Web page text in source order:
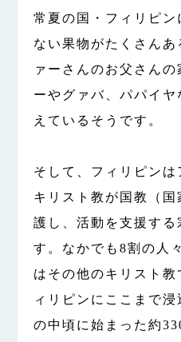
常夏の国・フィリピ
ない果物がたくさん
ァーさんのお父さん
ーやグァバ、パパイ
えているそうです。
そして、フィリピン
キリスト教が国教（ 国
護し、活動を支援する
す。なかでも8割の人
はその他のキリスト
ィリピンにここまで
の中頃に始まった約